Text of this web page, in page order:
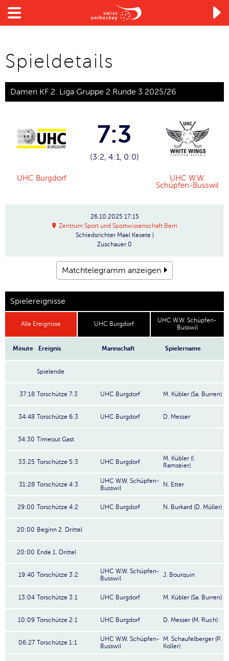

Spieldetails
Damen KF 2. Liga Gruppe 2 Runde 3 2025/26
UHC Burgdorf
7:3
(3:2, 4:1, 0:0)
UHC W.W.
Schüpfen-Busswil
26.10.2025 17:15
Zentrum Sport und Sportwissenschaft Bern
Schiedsrichter Mael Kesete |
Zuschauer 0
Matchtelegramm anzeigen
Spielereignisse
Alle Ereignisse UHC Burgdorf
UHC W.W. Schüpfen-
Busswil
Minute Ereignis Mannschaft Spielername
Spielende
37:18 Torschütze 7:3 UHC Burgdorf M. Kübler (Sa. Burren)
34:48 Torschütze 6:3 UHC Burgdorf D. Messer
34:30 Timeout Gast
33:25 Torschütze 5:3 UHC Burgdorf
M. Kübler (I.
Ramseier)
31:28 Torschütze 4:3
UHC W.W. Schüpfen-
Busswil
N. Etter
29:00 Torschütze 4:2 UHC Burgdorf N. Burkard (D. Müller)
20:00 Beginn 2. Drittel
20:00 Ende 1. Drittel
19:40 Torschütze 3:2
UHC W.W. Schüpfen-
Busswil
J. Bourquin
13:04 Torschütze 3:1 UHC Burgdorf M. Kübler (Sa. Burren)
10:09 Torschütze 2:1 UHC Burgdorf D. Messer (M. Ruch)
06:27 Torschütze 1:1
UHC W.W. Schüpfen-
Busswil
M. Schaufelberger (P.
Koller)